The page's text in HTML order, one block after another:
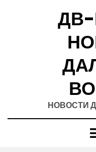
НОВОСТИ